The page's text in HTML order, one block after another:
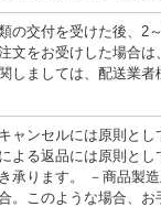
の交付を受けた後、2
文をお受けした場合
しましては、配送業者
ャンセルには原則と
よる返品には原則と
承ります。 －商品製
。このような場合、